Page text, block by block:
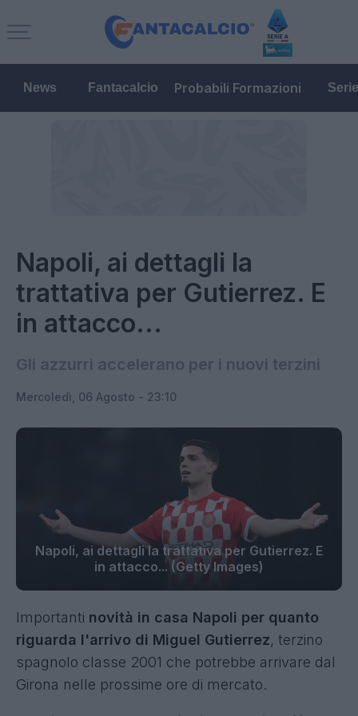
News Fantacalcio Probabili Formazioni
Napoli, ai dettagli la
trattativa per Gutierrez. E
in attacco...
Gli azzurri accelerano per i nuovi terzini
Mercoledì, 06 Agosto - 23:10
Napoli, ai dettagli la trattativa per Gutierrez. E
in attacco... (Getty Images)
Importanti novità in casa Napoli per quanto
riguarda l'arrivo di Miguel Gutierrez, terzino
spagnolo classe 2001 che potrebbe arrivare dal
Girona nelle prossime ore di mercato.